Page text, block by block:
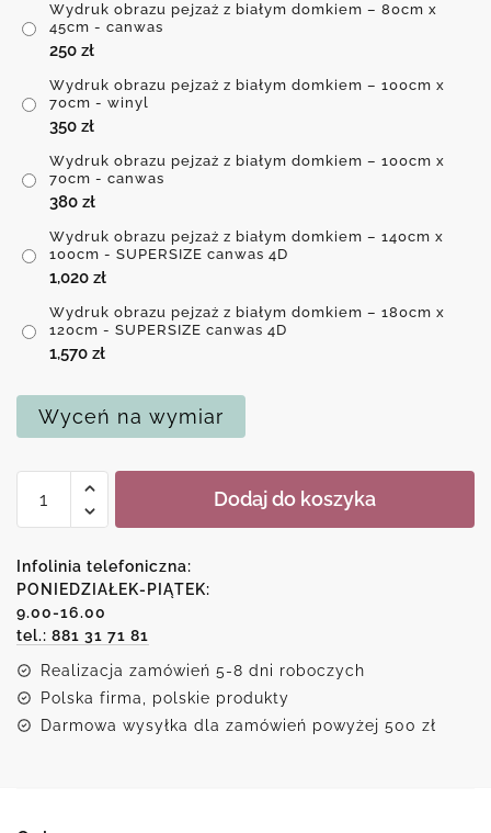
Wydruk obrazu pejzaż z białym domkiem – 80cm x
45cm - canwas
250 zł
Wydruk obrazu pejzaż z białym domkiem – 100cm x
70cm - winyl
350 zł
Wydruk obrazu pejzaż z białym domkiem – 100cm x
70cm - canwas
380 zł
Wydruk obrazu pejzaż z białym domkiem – 140cm x
100cm - SUPERSIZE canwas 4D
1,020 zł
Wydruk obrazu pejzaż z białym domkiem – 180cm x
120cm - SUPERSIZE canwas 4D
1,570 zł
Wyceń na wymiar
Wydruk
pejzaż
z
białym
domkiem
Dodaj do koszyka
Infolinia telefoniczna:
PONIEDZIAŁEK-PIĄTEK:
9.00-16.00
tel.: 881 31 71 81
Realizacja zamówień 5-8 dni roboczych
Polska firma, polskie produkty
Darmowa wysyłka dla zamówień powyżej 500 zł